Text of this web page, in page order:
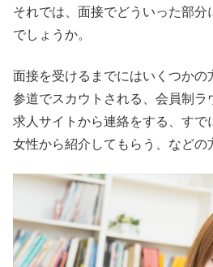
それでは、面接でどういった部
でしょうか。
面接を受けるまでにはいくつかの
参道でスカウトされる、会員制ラ
求人サイトから連絡をする、すで
女性から紹介してもらう、などの